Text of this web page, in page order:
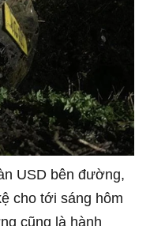
USD bên đường,
cho tới sáng hôm
cũng là hành